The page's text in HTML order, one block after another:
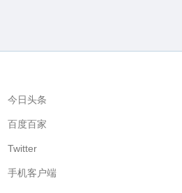
今日头条
百度百家
Twitter
手机客户端